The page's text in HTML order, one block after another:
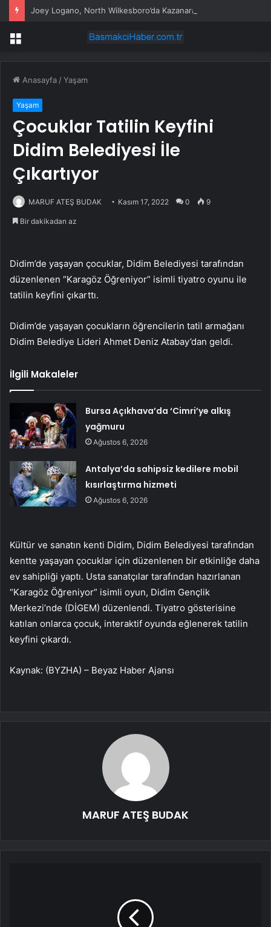
Menü
Anasayfa /Yaşam
Yaşam
Çocuklar Tatilin Keyfini
Didim Belediyesi İle
Çıkartıyor
MARUF ATEŞ BUDAK Kasım 17, 2022 0 9
Bir dakikadan az
Didim’de yaşayan çocuklar, Didim Belediyesi tarafından
düzenlenen “Karagöz Öğreniyor” isimli tiyatro oyunu ile
tatilin keyfini çıkarttı.
Didim’de yaşayan çocukların öğrencilerin tatil armağanı
Didim Belediye Lideri Ahmet Deniz Atabay’dan geldi.
İlgili Makaleler
Bursa Açıkhava’da ‘Cimri’ye alkış
yağmuru
Ağustos 6, 2026
Antalya’da sahipsiz kedilere mobil
kısırlaştırma hizmeti
Ağustos 6, 2026
Kültür ve sanatın kenti Didim, Didim Belediyesi tarafından
kentte yaşayan çocuklar için düzenlenen bir etkinliğe daha
ev sahipliği yaptı. Usta sanatçılar tarafından hazırlanan
“Karagöz Öğreniyor” isimli oyun, Didim Gençlik
Merkezi’nde (DİGEM) düzenlendi. Tiyatro gösterisine
katılan onlarca çocuk, interaktif oyunda eğlenerek tatilin
keyfini çıkardı.
Kaynak: (BYZHA) – Beyaz Haber Ajansı
MARUF ATEŞ BUDAK